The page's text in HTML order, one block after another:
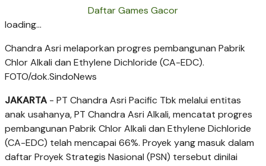
Daftar Games Gacor
loading...
Chandra Asri melaporkan progres pembangunan Pabrik
Chlor Alkali dan Ethylene Dichloride (CA-EDC).
FOTO/dok.SindoNews
JAKARTA - PT Chandra Asri Pacific Tbk melalui entitas
anak usahanya, PT Chandra Asri Alkali, mencatat progres
pembangunan Pabrik Chlor Alkali dan Ethylene Dichloride
(CA-EDC) telah mencapai 66%. Proyek yang masuk dalam
daftar Proyek Strategis Nasional (PSN) tersebut dinilai